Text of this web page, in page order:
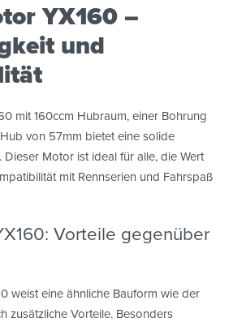
YX160 –
und
mit 160ccm Hubraum, einer Bohrung
von 57mm bietet eine solide
Dieser Motor ist ideal für alle, die Wert
mit Rennserien und Fahrspaß
Vorteile gegenüber
weist eine ähnliche Bauform wie der
zusätzliche Vorteile. Besonders